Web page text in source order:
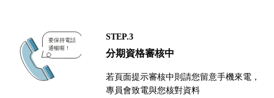
STEP.3
分期資格審核中
若頁面提示審核中則請您留意手機來電，
專員會致電與您核對資料